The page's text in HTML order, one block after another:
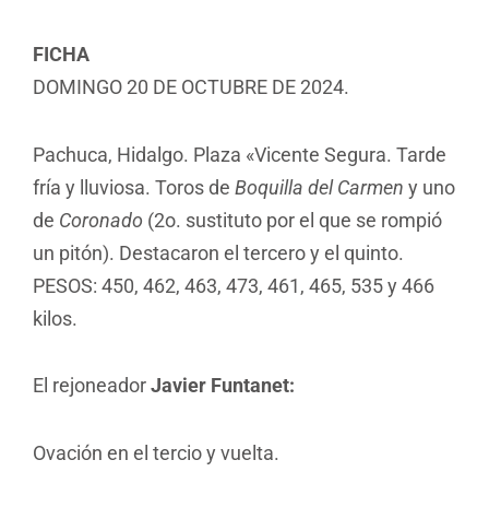
FICHA
DOMINGO 20 DE OCTUBRE DE 2024.
Pachuca, Hidalgo. Plaza «Vicente Segura. Tarde
fría y lluviosa. Toros de Boquilla del Carmen y uno
de Coronado (2o. sustituto por el que se rompió
un pitón). Destacaron el tercero y el quinto.
PESOS: 450, 462, 463, 473, 461, 465, 535 y 466
kilos.
El rejoneadorJavier Funtanet:
Ovación en el tercio y vuelta.